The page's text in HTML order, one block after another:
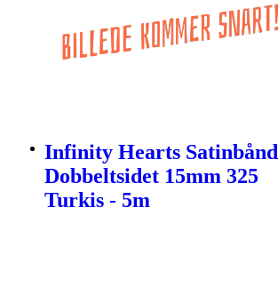
Infinity Hearts Satinbånd
Dobbeltsidet 15mm 325
Turkis - 5m